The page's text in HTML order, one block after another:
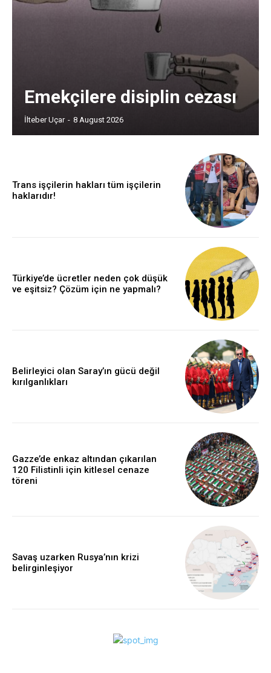
Emekçilere disiplin cezası
İlteber Uçar - 8 August 2026
Trans işçilerin hakları tüm işçilerin
haklarıdır!
Türkiye’de ücretler neden çok düşük
ve eşitsiz? Çözüm için ne yapmalı?
Belirleyici olan Saray’ın gücü değil
kırılganlıkları
Gazze’de enkaz altından çıkarılan
120 Filistinli için kitlesel cenaze
töreni
Savaş uzarken Rusya’nın krizi
belirginleşiyor